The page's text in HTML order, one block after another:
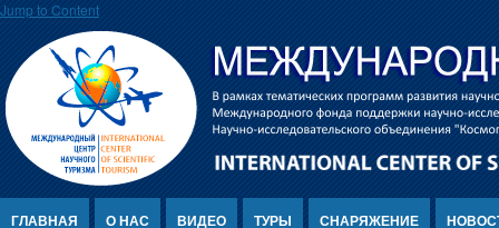
Jump to Content
ГЛАВНАЯ О НАС ВИДЕО ТУРЫ СНАРЯЖЕНИЕ